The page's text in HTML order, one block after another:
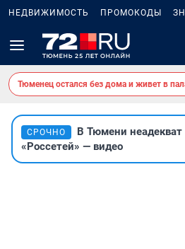
НЕДВИЖИМОСТЬ ПРОМОКОДЫ
Тюменец остался без дома и живет в
СРОЧНО
В Тюмени
«Россетей» — видео